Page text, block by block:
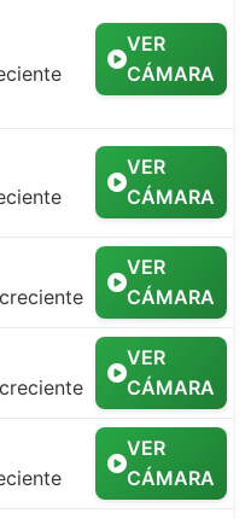
VER
CÁMARA
VER
CÁMARA
VER
CÁMARA
VER
CÁMARA
VER
CÁMARA